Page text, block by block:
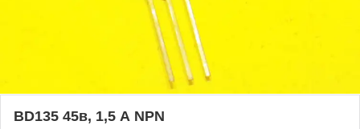
BD135 45в, 1,5 А NPN